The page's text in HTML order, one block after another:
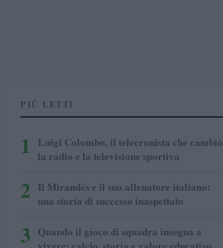
PIÙ LETTI
1
Luigi Colombo, il telecronista che cambiò
la radio e la televisione sportiva
2 Il Mirandés e il suo allenatore italiano:
una storia di successo inaspettato
3 Quando il gioco di squadra insegna a